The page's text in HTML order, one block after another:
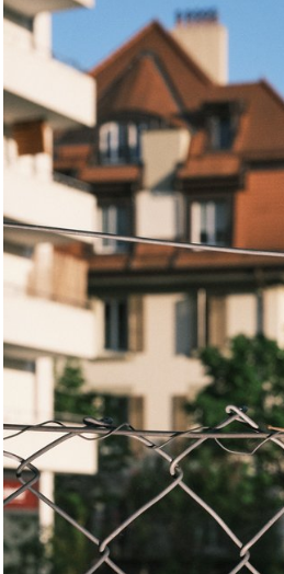
pulvérisant au passage tous les records.
photographie, il faut de la passion, de la
l’endurance. Nos étudiant·e·s du
ne sont pas tous de grands sportifs,
désir de réaliser des exploits visuels.
technique, au développement
ils ont passé trois années dans un
permet de chercher leurs limites et de
essentiel pour eux de sortir des sentiers
langage visuel qui les distingue de
qui nous submergent. L’ECAL a une
collaborations avec des marques et
niveau qui, en plus de leurs propres
transmettre leurs compétences et leur
génération passionnée, en quête de
inconnu. Parmi eux, Régis Tosetti,
entretient un lien fort avec l’ECAL, où il
diplôme en Communication visuelle.
collaboration avec notre intervenant
directeur artistique. Nicolas a forgé son
faisant glisser la mode vers le
l’ECAL depuis plusieurs années, il a
pragmatisme et rigueur, les
de la marque et de son expression
et bruyant, saturé de stimuli
concentrer, de viser un objectif clair, un
L’opportunité offerte par la collaboration
incité une jeune génération de
montagne. La nature devient alors un
communion et d’aventure, pour un
corps et de paysages. L’élément
composantes est le sujet principal : la